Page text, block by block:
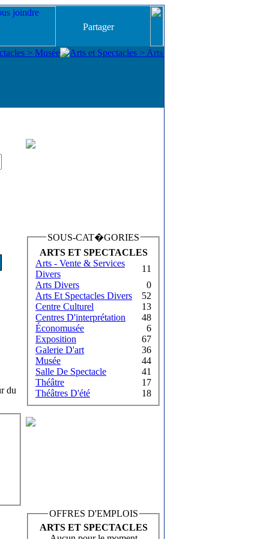
Partager
du
SOUS-CAT�GORIES
ARTS ET SPECTACLES
Arts - Vente & Services
Divers
11
Arts Divers
0
Arts Et Spectacles Divers
52
Centre Culturel
13
Centres D'interprétation
48
Économusée
6
Exposition
67
Galerie D'art
36
Musée
44
Salle De Spectacle
41
Théâtre
17
Théâtres D'été
18
OFFRES D'EMPLOIS
ARTS ET SPECTACLES